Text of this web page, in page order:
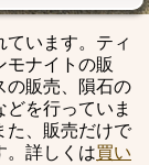
ています。ティ
モナイトの販
の販売、隕石の
を行っていま
た、販売だけで
。詳しくは買い